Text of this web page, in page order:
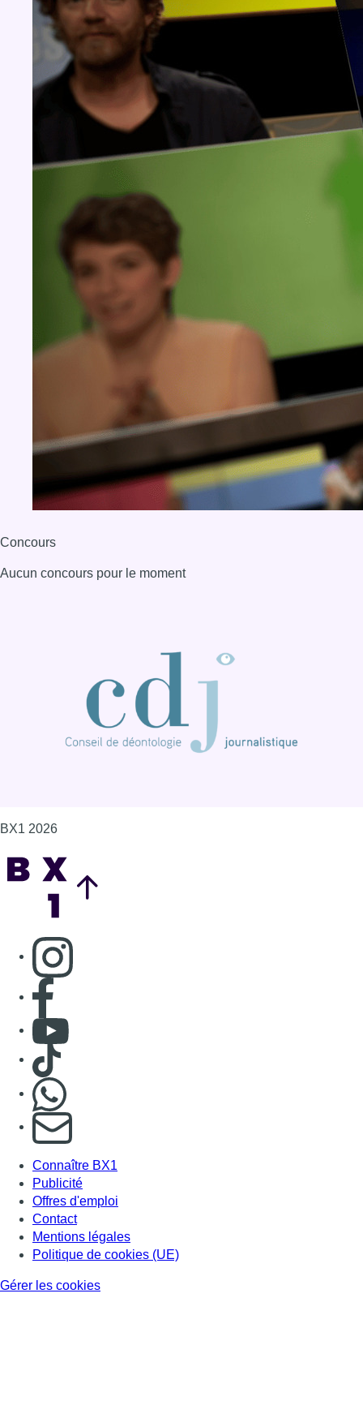
Concours
Aucun concours pour le moment
BX1 2026
Consulter page Instagram
Consulter page Facebook
Consulter Youtube
Consulter TikTok
S'abonner à notre newsletter
Connaître BX1
Publicité
Offres d'emploi
Contact
Mentions légales
Politique de cookies (UE)
Gérer les cookies